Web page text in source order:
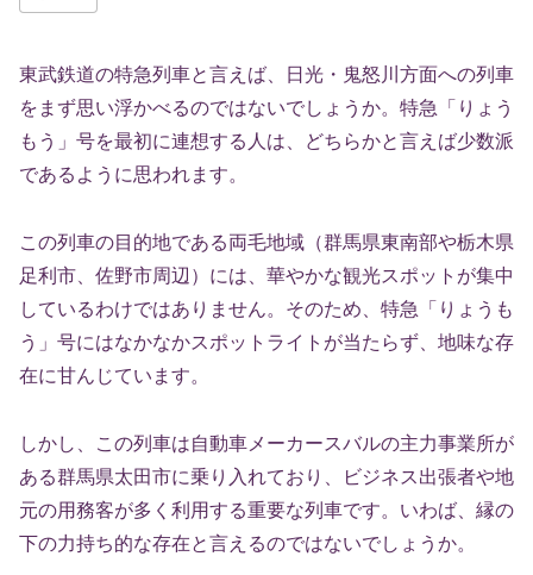
東武鉄道の特急列車と言えば、日光・鬼怒川方面への列車
をまず思い浮かべるのではないでしょうか。特急「りょう
もう」号を最初に連想する人は、どちらかと言えば少数派
であるように思われます。
この列車の目的地である両毛地域（群馬県東南部や栃木県
足利市、佐野市周辺）には、華やかな観光スポットが集中
しているわけではありません。そのため、特急「りょうも
う」号にはなかなかスポットライトが当たらず、地味な存
在に甘んじています。
しかし、この列車は自動車メーカースバルの主力事業所が
ある群馬県太田市に乗り入れており、ビジネス出張者や地
元の用務客が多く利用する重要な列車です。いわば、縁の
下の力持ち的な存在と言えるのではないでしょうか。